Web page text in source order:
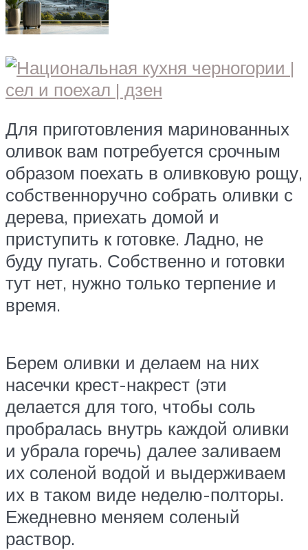
Для приготовления маринованных
оливок вам потребуется срочным
образом поехать в оливковую рощу,
собственноручно собрать оливки с
дерева, приехать домой и
приступить к готовке. Ладно, не
буду пугать. Собственно и готовки
тут нет, нужно только терпение и
время.
Берем оливки и делаем на них
насечки крест-накрест (эти
делается для того, чтобы соль
пробралась внутрь каждой оливки
и убрала горечь) далее заливаем
их соленой водой и выдерживаем
их в таком виде неделю-полторы.
Ежедневно меняем соленый
раствор.